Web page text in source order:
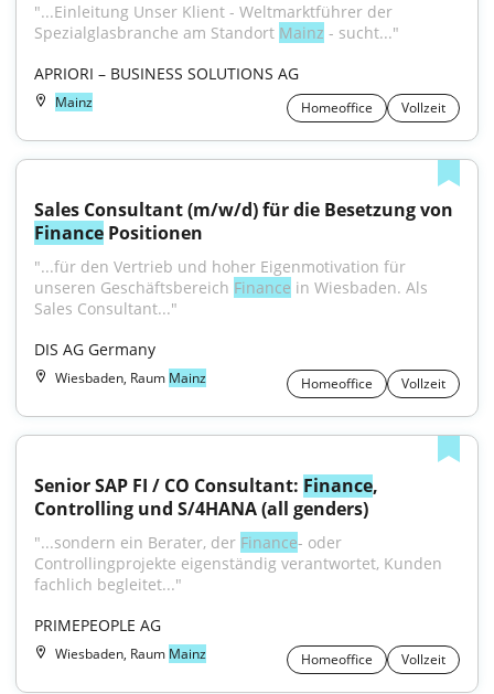
"...Einleitung Unser Klient - Weltmarktführer der
Spezialglasbranche am Standort Mainz - sucht..."
APRIORI – BUSINESS SOLUTIONS AG
Mainz Homeoffice Vollzeit
Finance Positionen
"...für den Vertrieb und hoher Eigenmotivation für
unseren Geschäftsbereich Finance in Wiesbaden. Als
Sales Consultant..."
DIS AG Germany
Wiesbaden, Raum Mainz Homeoffice Vollzeit
Senior SAP FI / CO Consultant: Finance,
Controlling und S/4HANA (all genders)
"...sondern ein Berater, der Finance- oder
Controllingprojekte eigenständig verantwortet, Kunden
fachlich begleitet..."
PRIMEPEOPLE AG
Wiesbaden, Raum Mainz Homeoffice Vollzeit